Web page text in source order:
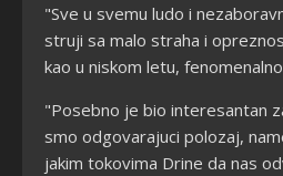
"Sve u svemu ludo i
struji sa malo straha i
kao u niskom letu,
"Posebno je bio interesantan
smo odgovarajuci polozaj,
jakim tokovima Drine da nas